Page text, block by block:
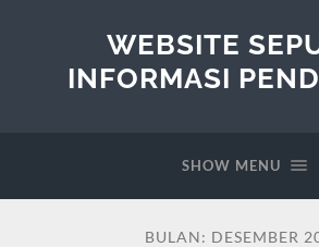
WEBSITE
INFORMASI
SHOW MENU
BULAN: DESEMBER